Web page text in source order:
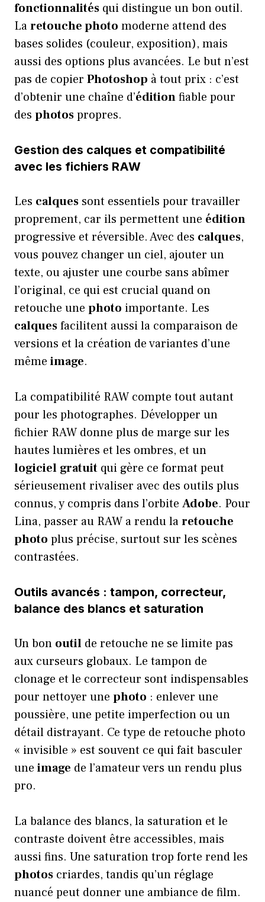
fonctionnalités qui distingue un bon outil.
Laretouche photo moderne attend des
bases solides (couleur, exposition), mais
aussi des options plus avancées. Le but n’est
pas de copier Photoshop à tout prix : c’est
d’obtenir une chaîne d’éditionfiable pour
des photospropres.
Gestion des calques et compatibilité
avec les fichiers RAW
Les calques sont essentiels pour travailler
proprement, car ils permettent une édition
progressive et réversible. Avec des calques,
vous pouvez changer un ciel, ajouter un
texte, ou ajuster une courbe sans abîmer
l’original, ce qui est crucial quand on
retouche une photo importante. Les
calquesfacilitent aussi la comparaison de
versions et la création de variantes d’une
même image.
La compatibilité RAW compte tout autant
pour les photographes. Développer un
fichier RAW donne plus de marge sur les
hautes lumières et les ombres, et un
logiciel gratuit qui gère ce format peut
sérieusement rivaliser avec des outils plus
connus, y compris dans l’orbite Adobe. Pour
Lina, passer au RAW a rendu laretouche
photo plus précise, surtout sur les scènes
contrastées.
Outils avancés : tampon, correcteur,
balance des blancs et saturation
Un bon outil de retouche ne se limite pas
aux curseurs globaux. Le tampon de
clonage et le correcteur sont indispensables
pour nettoyer une photo : enlever une
poussière, une petite imperfection ou un
détail distrayant. Ce type de retouche photo
« invisible » est souvent ce qui fait basculer
une image de l’amateur vers un rendu plus
pro.
La balance des blancs, la saturation et le
contraste doivent être accessibles, mais
aussi fins. Une saturation trop forte rend les
photos criardes, tandis qu’un réglage
nuancé peut donner une ambiance de film.